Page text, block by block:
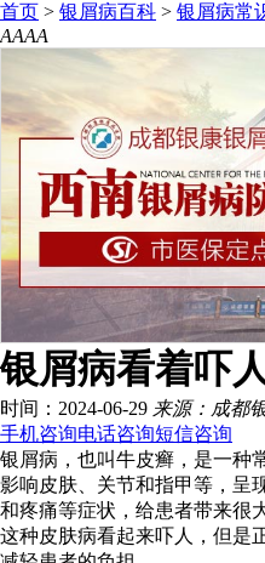
首页 > 银屑病百科 > 银屑病常
AAAA
银屑病看着吓
时间：2024-06-29 来源：成都
手机咨询电话咨询短信咨询
银屑病，也叫牛皮癣，是一种
影响皮肤、关节和指甲等，呈
和疼痛等症状，给患者带来很
这种皮肤病看起来吓人，但是